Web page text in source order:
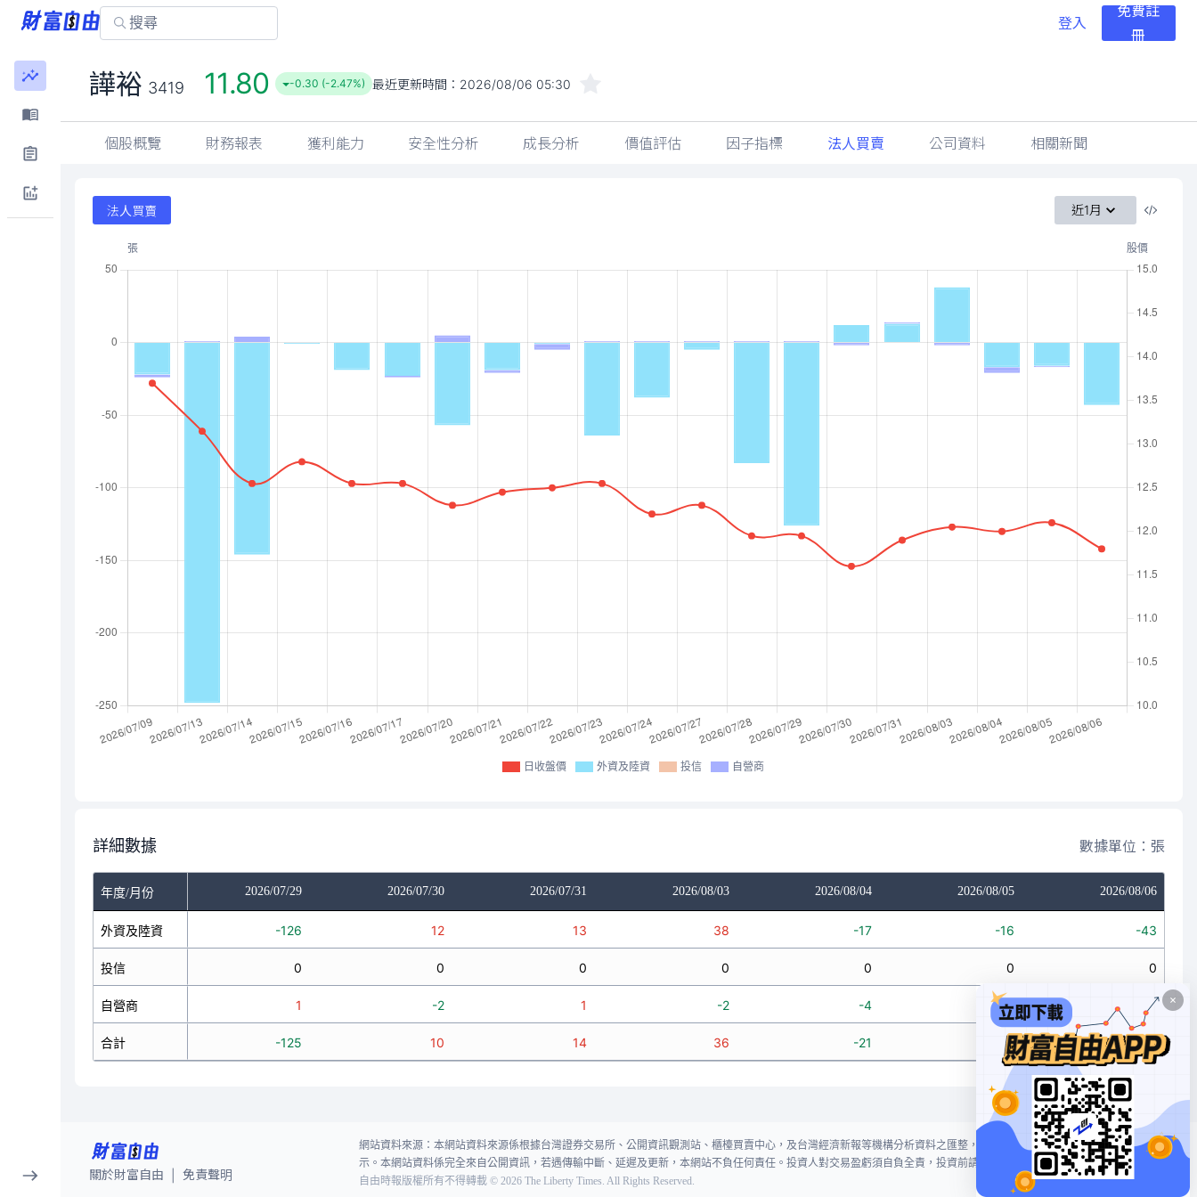
登入
免費註
冊
譁裕 3419 11.80 -0.30 (-2.47%) 最近更新時間： 2026/08/06 05:30
個股概覽 財務報表 獲利能力 安全性分析 成長分析 價值評估 因子指標 法人買賣 公司資料 相關新聞
法人買賣 近1月
日收盤價 外資及陸資 投信 自營商
詳細數據 數據單位：張
年度/月份
2026/07/28 2026/07/29 2026/07/30 2026/07/31 2026/08/03 2026/08/04 2026/08/05 2026/08/06
外資及陸資
投信
自營商
合計
-83 -126 12 13 38 -17 -16 -43
0 0 0 0 0 0 0
1 -2 1 -2 -4 -1 0
-125 10 14 36 -21 -17 -43
關於財富自由 免責聲明
網站資料來源：本網站資料來源係根據台灣證券交易所、公開資訊觀測站、櫃檯買賣中心，及台灣經濟新報等機構分析資料之匯整，本網站對投資人買賣不作任何建議或暗
示。本網站資料係完全來自公開資訊，若遇傳輸中斷、延遲及更新，本網站不負任何責任。投資人對交易盈虧須自負全責，投資前請謹慎評估風險。
自由時報版權所有不得轉載 © 2026 The Liberty Times. All Rights Reserved.